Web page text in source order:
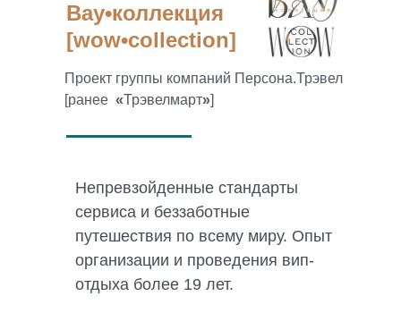
Вау•коллекция
[wow•collection]
Проект группы компаний Персона.Трэвел
[ранее «Трэвелмарт»]
Непревзойденные стандарты
сервиса и беззаботные
путешествия по всему миру. Опыт
организации и проведения вип-
отдыха более 19 лет.